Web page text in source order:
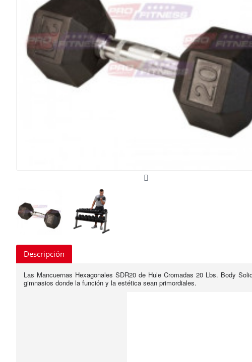
Descripción
Las Mancuernas Hexagonales SDR20 de Hule Cromadas 20 Lbs. Body
gimnasios donde la función y la estética sean primordiales.